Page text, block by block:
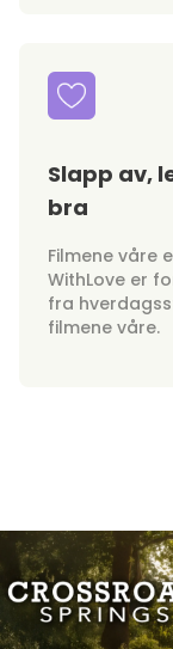
Slapp av,
bra
Filmene våre
WithLove er
fra
filmene våre.